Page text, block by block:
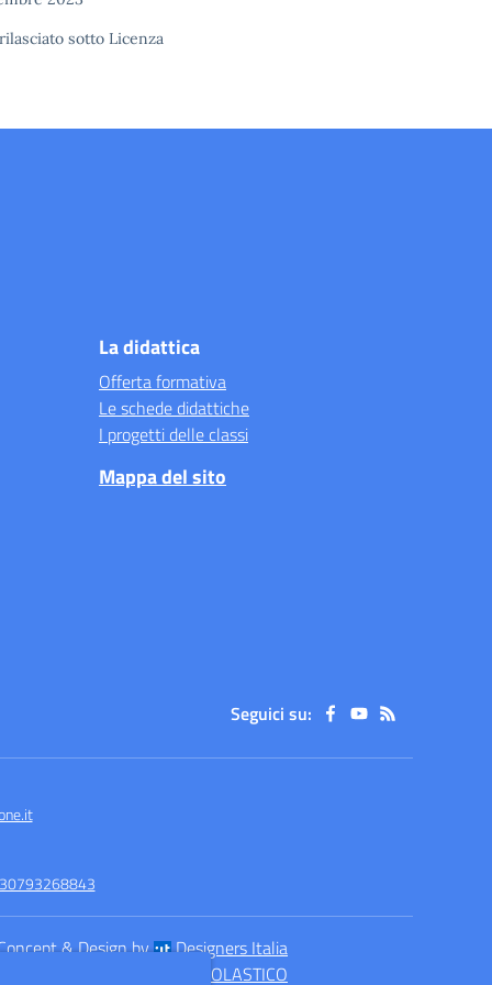
sotto Licenza
La didattica
Offerta formativa
Le schede didattiche
I progetti delle classi
Mappa del sito
Seguici su:
& Design by
Designers Italia
SCUOLASTICO